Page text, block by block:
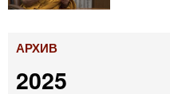
АРХИВ
2025